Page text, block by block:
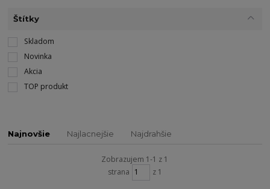
Štítky
Skladom
Novinka
Akcia
TOP produkt
Najnovšie Najlacnejšie Najdrahšie
Zobrazujem 1-1 z 1
strana
z 1